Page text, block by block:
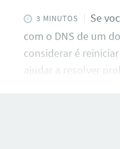
3 MINUTOS
Se
com o DNS de um
considerar é
ajudar a resolver